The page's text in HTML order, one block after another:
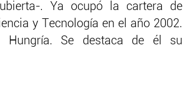
. Ya ocupó la cartera de
y Tecnología en el año 2002.
Hungría. Se destaca de él su